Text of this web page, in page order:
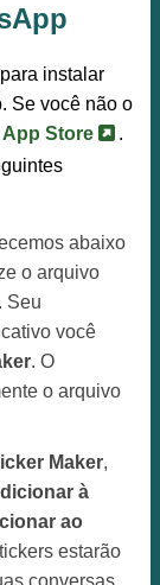
instalar
Se você não o
App Store
.
abaixo
o arquivo
Seu
você
. O
o arquivo
Maker,
à
ao
estarão
conversas